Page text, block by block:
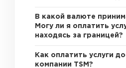
В какой валюте
Могу ли я оплатить
находясь за границей?
Как оплатить услуги
компании TSM?